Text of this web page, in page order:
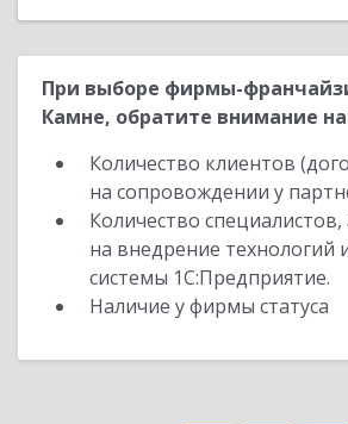
При выборе фирмы-
Камне, обратите внимание
Количество клиентов
на сопровождении у
Количество
на внедрение технологий
системы 1С:Предприятие.
Наличие у фирмы статуса